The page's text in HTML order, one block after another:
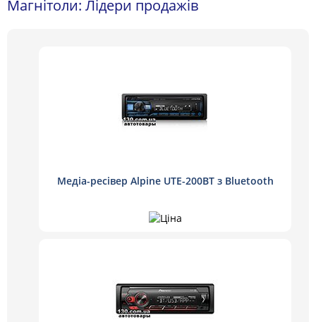
Магнітоли: Лідери продажів
Медіа-ресівер Alpine UTE-200BT з Bluetooth